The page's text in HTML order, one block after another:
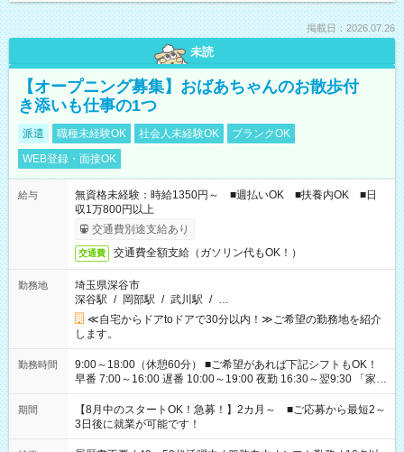
掲載日：2026.07.26
未読
【オープニング募集】おばあちゃんのお散歩付
き添いも仕事の1つ
派遣 職種未経験OK 社会人未経験OK
ブランクOK
WEB登録・面接OK
給与
無資格未経験：時給1350円～ ■週払いOK ■扶養内OK ■日
収1万800円以上
交通費別途支給あり
交通費 交通費全額支給（ガソリン代もOK！）
勤務地
埼玉県深谷市
深谷駅 / 岡部駅 / 武川駅 / …
≪自宅からドアtoドアで30分以内！≫ご希望の勤務地を紹介
します。
勤務時間
9:00～18:00（休憩60分） ■ご希望があれば下記シフトもOK！
早番 7:00～16:00 遅番 10:00～19:00 夜勤 16:30～翌9:30 「家族
と休みを合わせたい」 「余裕を持って夕飯の準備がしたい」
「できれば残業はしたくない」 など、ご希望を教えてください
ね。 ※Wワーク希望の方へ 今ご覧のお仕事で希望する勤務時間
と、もう1つのお仕事の勤務時間。 合計で週40時間を超える場
期間
【8月中のスタートOK！急募！】2カ月～ ■ご応募から最短2～
3日後に就業が可能です！